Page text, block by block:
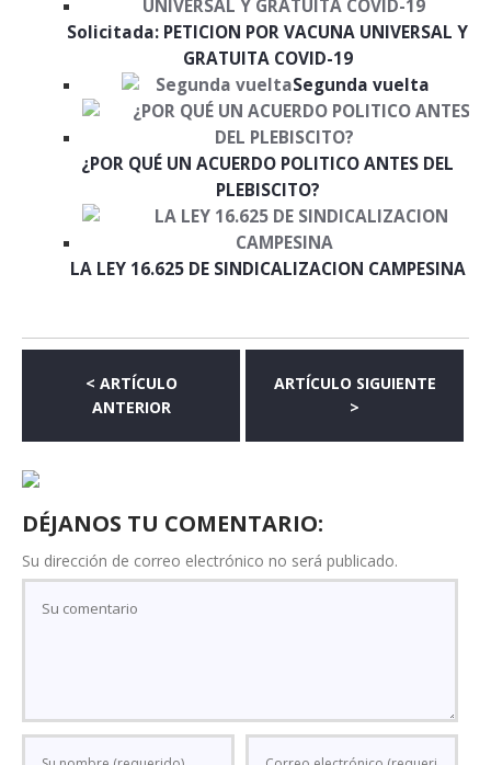
Solicitada: PETICION POR VACUNA UNIVERSAL Y
GRATUITA COVID-19
Segunda vuelta
¿POR QUÉ UN ACUERDO POLITICO ANTES DEL
PLEBISCITO?
LA LEY 16.625 DE SINDICALIZACION CAMPESINA
< ARTÍCULO
ANTERIOR
ARTÍCULO SIGUIENTE
>
DÉJANOS TU COMENTARIO:
Su dirección de correo electrónico no será publicado.